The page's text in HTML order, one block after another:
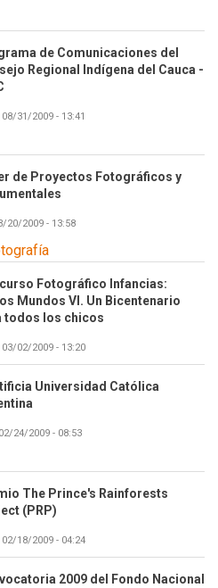
de Comunicaciones del
Regional Indígena del Cauca -
31/2009 - 13:41
de Proyectos Fotográficos y
20/2009 - 13:58
Fotográfico Infancias:
Mundos VI. Un Bicentenario
todos los chicos
02/2009 - 13:20
Universidad Católica
24/2009 - 08:53
The Prince's Rainforests
(PRP)
18/2009 - 04:24
2009 del Fondo Nacional